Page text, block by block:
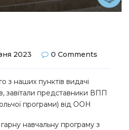
2023 0 Comments
з наших пунктів видачі
завітали представники ВПП
програми) від ООН
навчальну програму з